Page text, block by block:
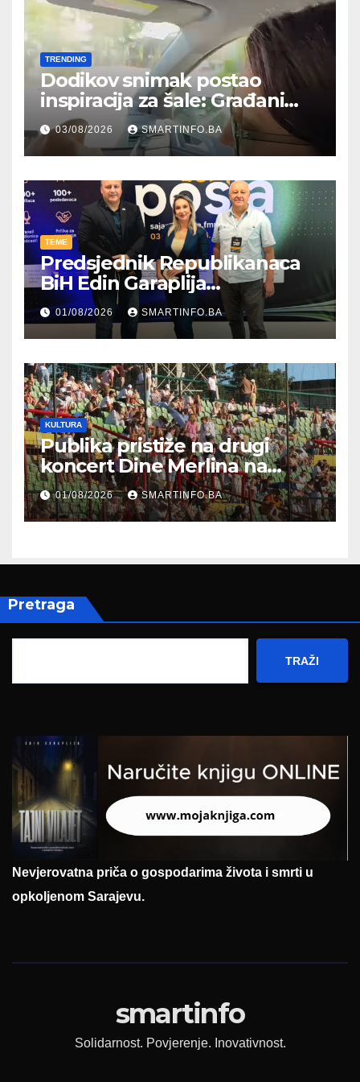
TRENDING
Dodikov snimak postao
inspiracija za šale: Građani
kroz parodiju poslali poruku
03/08/2026 SMARTINFO.BA
TEME
Predsjednik Republikanaca
BiH Edin Garaplija
prisustvovao prezentaciji
Federalnog sajma
zapošljavanja
01/08/2026 SMARTINFO.BA
KULTURA
Publika pristiže na drugi
koncert Dine Merlina na
Koševu
01/08/2026 SMARTINFO.BA
Pretraga
TRAŽI
Nevjerovatna priča o gospodarima života i smrti u
opkoljenom Sarajevu.
smartinfo
Solidarnost. Povjerenje. Inovativnost.